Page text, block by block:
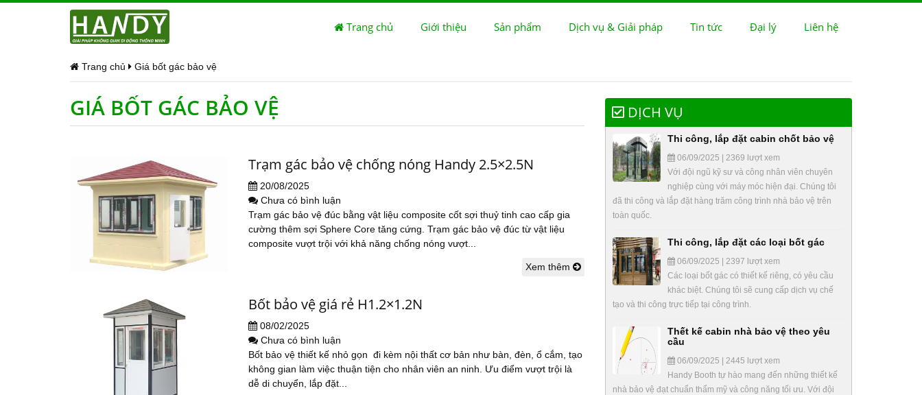
Trang chủ Giới thiệu Sản phẩm Dịch vụ & Giải pháp Tin tức Đại lý Liên hệ
Trang chủ Giá bốt gác bảo vệ
GIÁ BỐT GÁC BẢO VỆ
Trạm gác bảo vệ chống nóng Handy 2.5×2.5N
20/08/2025
Chưa có bình luận
Trạm gác bảo vệ đúc bằng vật liệu composite cốt sợi thuỷ tinh cao cấp gia
cường thêm sợi Sphere Core tăng cứng. Trạm gác bảo vệ đúc từ vật liệu
composite vượt trội với khả năng chống nóng vượt...
Xem thêm
Bốt bảo vệ giá rẻ H1.2×1.2N
08/02/2025
Chưa có bình luận
Bốt bảo vệ thiết kế nhỏ gọn đi kèm nội thất cơ bản như bàn, đèn, ổ cắm, tạo
không gian làm việc thuận tiện cho nhân viên an ninh. Ưu điểm vượt trội là
dễ di chuyển, lắp đặt...
DỊCH VỤ
Thi công, lắp đặt cabin chốt bảo vệ
06/09/2025 | 2369 lượt xem
Với đội ngũ kỹ sư và công nhân viên chuyên
nghiệp cùng với máy móc hiện đại. Chúng tôi
đã thi công và lắp đặt hàng trăm công trình nhà bảo vệ trên
toàn quốc.
Thi công, lắp đặt các loại bốt gác
06/09/2025 | 2397 lượt xem
Các loại bốt gác có thiết kế riêng, có yêu cầu
khác biệt. Chúng tôi sẽ cung cấp dịch vụ chế
tạo và thi công trực tiếp tại công trình.
Thết kế cabin nhà bảo vệ theo yêu
cầu
06/09/2025 | 2445 lượt xem
Handy Booth tự hào mang đến những thiết kế
nhà bảo vệ đạt chuẩn thẩm mỹ và công năng tối ưu. Với đội